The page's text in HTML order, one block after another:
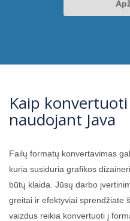
Kaip
naudojant Java
Failų formatų konvertavimas
kuria susiduria grafikos
būtų klaida. Jūsų darbo
greitai ir efektyviai sprendžiate
vaizdus reikia konvertuoti į